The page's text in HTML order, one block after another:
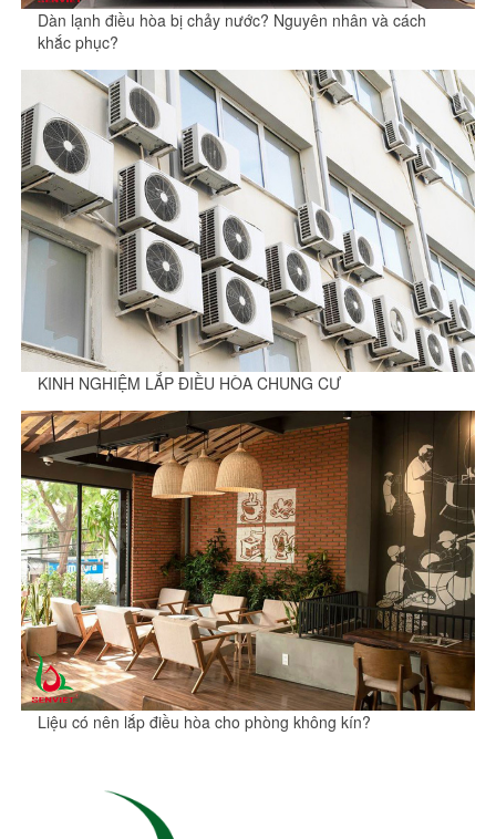
Dàn lạnh điều hòa bị chảy nước? Nguyên nhân và cách
khắc phục?
KINH NGHIỆM LẮP ĐIỀU HÒA CHUNG CƯ
Liệu có nên lắp điều hòa cho phòng không kín?